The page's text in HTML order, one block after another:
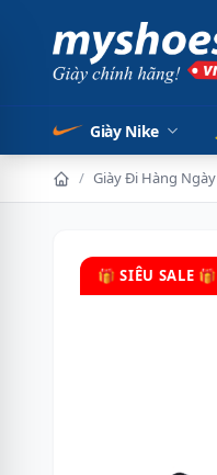
Giày Nike
/ Giày Đi Hàng Ngày
🎁 SIÊU SALE 🎁